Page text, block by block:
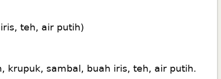
teh, air putih)
krupuk, sambal, buah iris, teh, air putih.